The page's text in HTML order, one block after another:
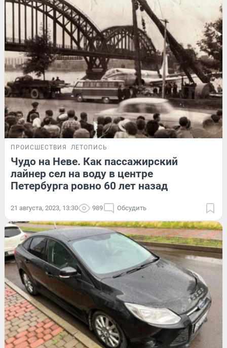
ПРОИСШЕСТВИЯ ЛЕТОПИСЬ
Чудо на Неве. Как пассажирский
лайнер сел на воду в центре
Петербурга ровно 60 лет назад
21 августа, 2023, 13:30 989 Обсудить